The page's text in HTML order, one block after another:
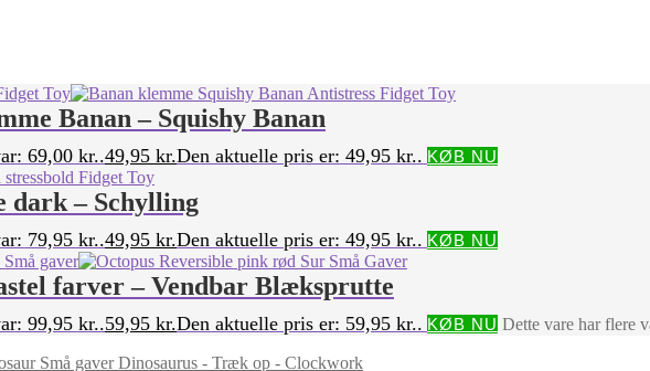
Banan – Squishy Banan
69,00 kr..49,95 kr.Den aktuelle pris er: 49,95 kr.. KØB NU
dark – Schylling
79,95 kr..49,95 kr.Den aktuelle pris er: 49,95 kr.. KØB NU
farver – Vendbar Blæksprutte
99,95 kr..59,95 kr.Den aktuelle pris er: 59,95 kr.. KØB NU Dette vare har flere
Dinosaurus - Træk op - Clockwork